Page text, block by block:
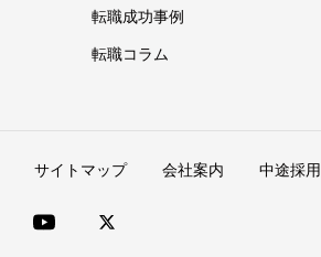
転職成功事例
転職コラム
サイトマップ 会社案内 中途採